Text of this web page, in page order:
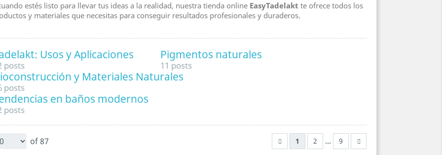
¡EN OFERTA!
favorite_border
¡EN OFERTA!
NUEVO
PACK
favorite_border
estés listo para llevar tus ideas a la realidad, nuestra tienda online EasyTadelakt te ofrece todos los
y materiales que necesitas para conseguir resultados profesionales y duraderos.
Usos y Aplicaciones
posts
Pigmentos naturales
11 posts
y Materiales Naturales
posts
en baños modernos
posts
of 87 1 2 ... 9